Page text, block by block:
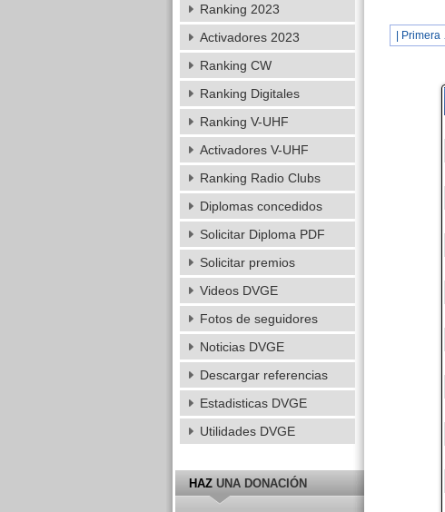
|
Ranking 2023
Activadores 2023
Ranking CW
Ranking Digitales
Ranking V-UHF
Activadores V-UHF
Ranking Radio Clubs
Diplomas concedidos
Solicitar Diploma PDF
Solicitar premios
Videos DVGE
Fotos de seguidores
Noticias DVGE
Descargar referencias
Estadisticas DVGE
Utilidades DVGE
HAZUNA DONACIÓN